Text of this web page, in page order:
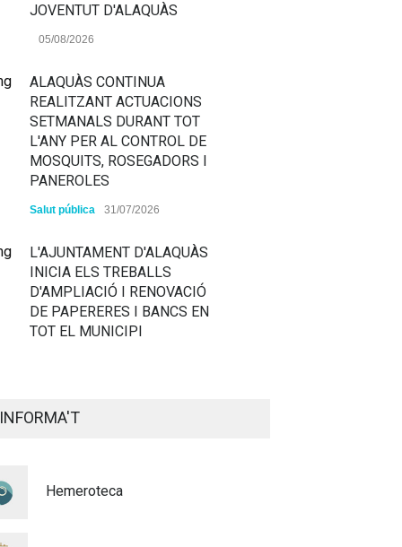
JOVENTUT D'ALAQUÀS
05/08/2026
ALAQUÀS CONTINUA
REALITZANT ACTUACIONS
SETMANALS DURANT TOT
L'ANY PER AL CONTROL DE
MOSQUITS, ROSEGADORS I
PANEROLES
Salut pública 31/07/2026
L'AJUNTAMENT D'ALAQUÀS
INICIA ELS TREBALLS
D'AMPLIACIÓ I RENOVACIÓ
DE PAPERERES I BANCS EN
TOT EL MUNICIPI
SENYALITZACIÓ
Policia 29/07/2026
Hemeroteca